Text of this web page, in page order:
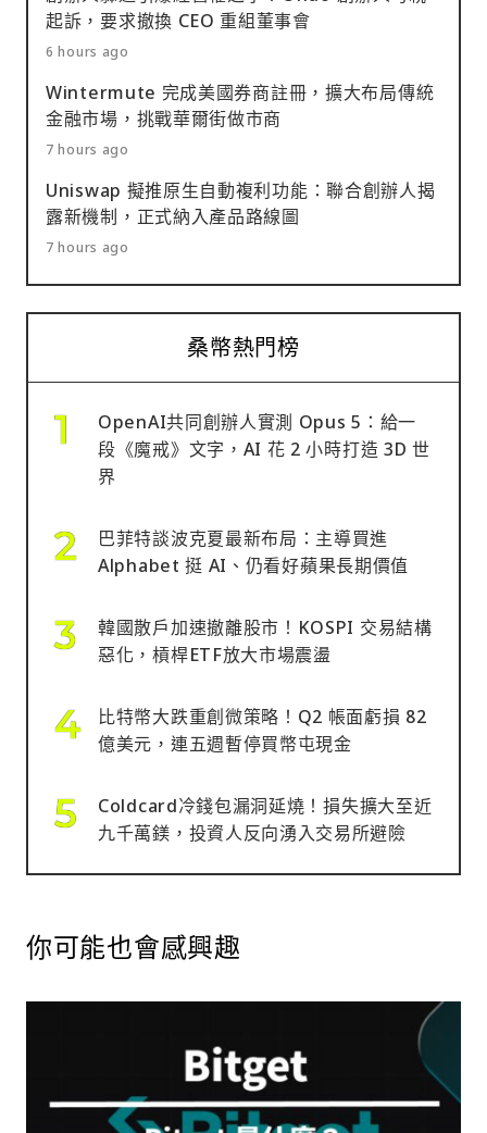
起訴，要求撤換 CEO 重組董事會
6 hours ago
Wintermute 完成美國券商註冊，擴大布局傳統
金融市場，挑戰華爾街做市商
7 hours ago
Uniswap 擬推原生自動複利功能：聯合創辦人揭
露新機制，正式納入產品路線圖
7 hours ago
桑幣熱門榜
OpenAI共同創辦人實測 Opus 5：給一
段《魔戒》文字，AI 花 2 小時打造 3D 世
界
巴菲特談波克夏最新布局：主導買進
Alphabet 挺 AI、仍看好蘋果長期價值
韓國散戶加速撤離股市！KOSPI 交易結構
惡化，槓桿ETF放大市場震盪
比特幣大跌重創微策略！Q2 帳面虧損 82
億美元，連五週暫停買幣屯現金
Coldcard冷錢包漏洞延燒！損失擴大至近
九千萬鎂，投資人反向湧入交易所避險
你可能也會感興趣